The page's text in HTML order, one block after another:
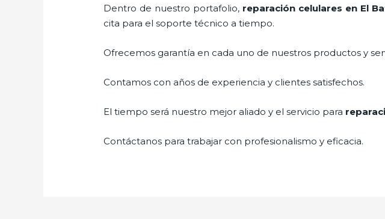
Dentro de nuestro portafolio, reparación celulares en El
cita para el soporte técnico a tiempo.
Ofrecemos garantía en cada uno de nuestros productos y
Contamos con años de experiencia y clientes satisfechos.
El tiempo será nuestro mejor aliado y el servicio para
Contáctanos para trabajar con profesionalismo y eficacia.